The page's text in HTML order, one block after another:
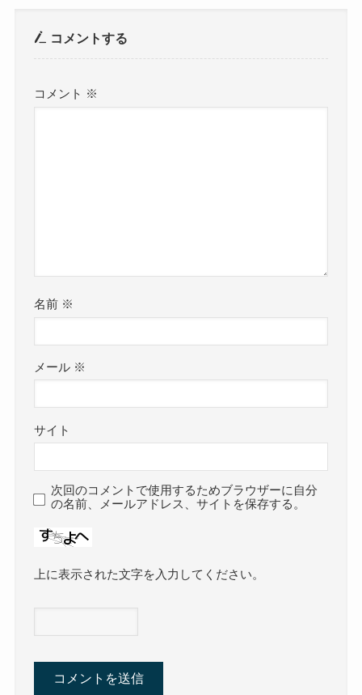
コメントする
コメント ※
名前 ※
メール ※
サイト
次回のコメントで使用するためブラウザーに自分
の名前、メールアドレス、サイトを保存する。
上に表示された文字を入力してください。